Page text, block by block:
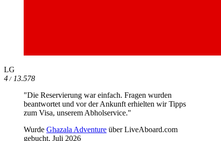
LG
4/13.578
"Die Reservierung war einfach. Fragen wurden
beantwortet und vor der Ankunft erhielten wir Tipps
zum Visa, unserem Abholservice."
Wurde Ghazala Adventure über LiveAboard.com
gebucht, Juli 2026